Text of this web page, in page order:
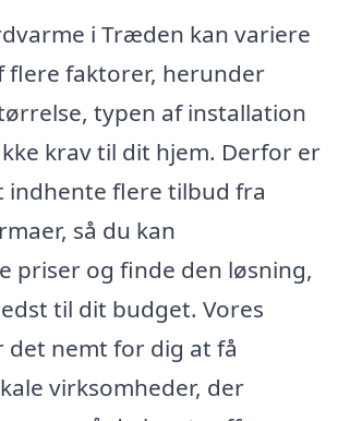
i Træden kan variere
faktorer, herunder
typen af installation
krav til dit hjem. Derfor er
indhente flere tilbud fra
så du kan
priser og finde den løsning,
til dit budget. Vores
nemt for dig at få
virksomheder, der